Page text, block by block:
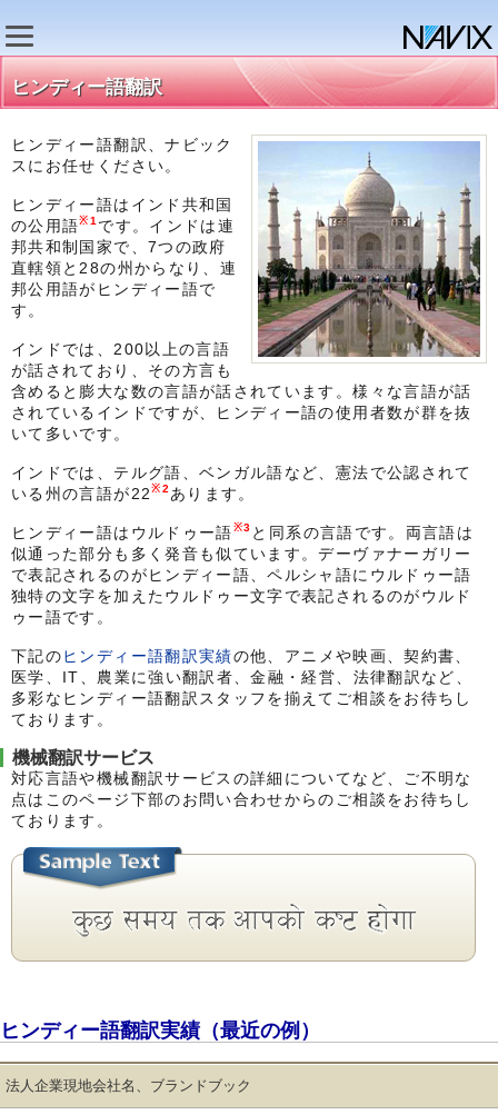
ヒンディー語翻訳
ヒンディー語翻訳、ナビック
スにお任せください。
ヒンディー語はインド共和国
の公用語※1 です。インドは連
邦共和制国家で、7つの政府
直轄領と28の州からなり、連
邦公用語がヒンディー語で
す。
インドでは、200以上の言語
が話されており、その方言も
含めると膨大な数の言語が話されています。様々な言語が話
されているインドですが、ヒンディー語の使用者数が群を抜
いて多いです。
インドでは、テルグ語、ベンガル語など、憲法で公認されて
いる州の言語が22※2 あります。
ヒンディー語はウルドゥー語※3 と同系の言語です。両言語は
似通った部分も多く発音も似ています。デーヴァナーガリー
で表記されるのがヒンディー語、ペルシャ語にウルドゥー語
独特の文字を加えたウルドゥー文字で表記されるのがウルド
ゥー語です。
下記の ヒンディー語翻訳実績の他、アニメや映画、契約書、
医学、IT、農業に強い翻訳者、金融・経営、法律翻訳など、
多彩なヒンディー語翻訳スタッフを揃えてご相談をお待ちし
ております。
機械翻訳サービス
対応言語や機械翻訳サービスの詳細についてなど、ご不明な
点はこのページ下部のお問い合わせからのご相談をお待ちし
ております。
ヒンディー語翻訳実績（最近の例）
法人企業現地会社名、ブランドブック